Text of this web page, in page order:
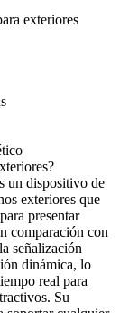
exteriores
un dispositivo de
exteriores que
presentar
comparación con
señalización
dinámica, lo
real para
Su